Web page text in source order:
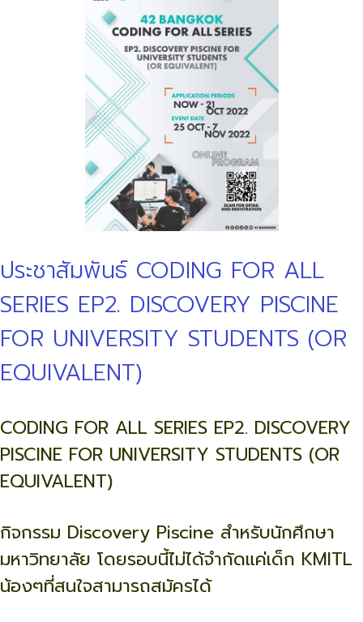
ประชาสัมพันธ์ CODING FOR ALL
SERIES EP2. DISCOVERY PISCINE
FOR UNIVERSITY STUDENTS (OR
EQUIVALENT)
CODING FOR ALL SERIES EP2. DISCOVERY
PISCINE FOR UNIVERSITY STUDENTS (OR
EQUIVALENT)
กิจกรรม Discovery Piscine สำหรับนักศึกษา
มหาวิทยาลัย โดยรอบนี้ไม่ได้จำกัดแค่เด็ก KMITL
น้องๆที่สนใจสามารถสมัครได้